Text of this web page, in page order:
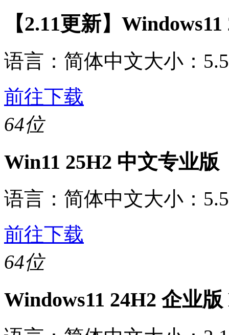
【2.11更新】
语言： 简体中文大小：
前往下载
64位
Win11 25H2 中文专业版
语言： 简体中文大小：
前往下载
64位
Windows11 24H2 企业